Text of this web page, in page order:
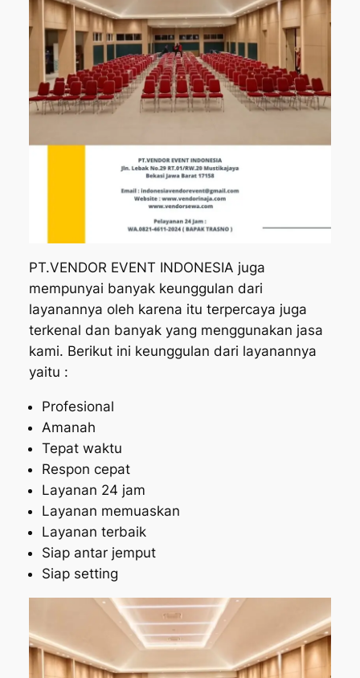
PT.VENDOR EVENT INDONESIA juga
mempunyai banyak keunggulan dari
layanannya oleh karena itu terpercaya juga
terkenal dan banyak yang menggunakan jasa
kami. Berikut ini keunggulan dari layanannya
yaitu :
Profesional
Amanah
Tepat waktu
Respon cepat
Layanan 24 jam
Layanan memuaskan
Layanan terbaik
Siap antar jemput
Siap setting